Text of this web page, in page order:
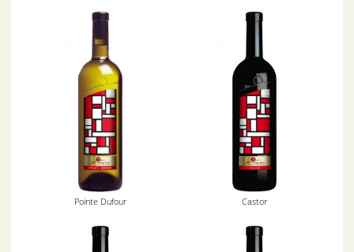
Pointe Dufour Castor